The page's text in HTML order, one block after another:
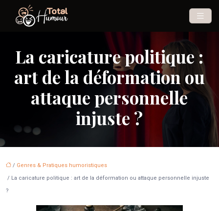
La caricature politique :
art de la déformation ou
attaque personnelle
injuste ?
/ Genres & Pratiques humoristiques
/ La caricature politique : art de la déformation ou attaque personnelle injuste
?